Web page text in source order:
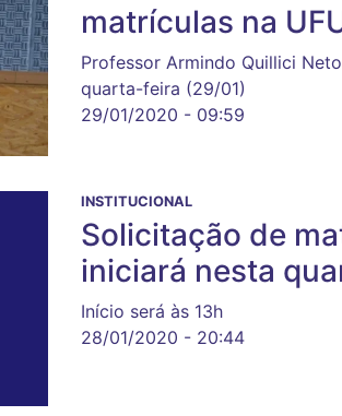
matrículas na
Professor Armindo Quillici
quarta-feira (29/01)
29/01/2020 - 09:59
INSTITUCIONAL
Solicitação de
iniciará nesta
Início será às 13h
28/01/2020 - 20:44